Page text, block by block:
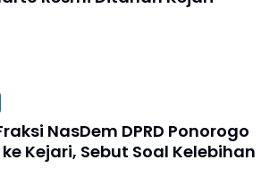
NasDem DPRD Ponorogo
Kejari, Sebut Soal Kelebihan